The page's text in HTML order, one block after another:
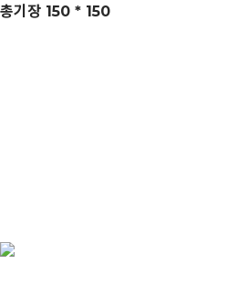
총기장 150 * 150